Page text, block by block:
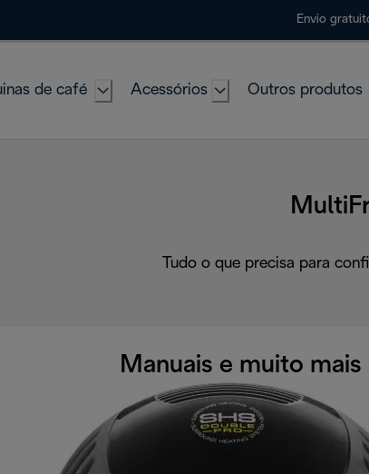
Envio
de café Acessórios Outros produtos
Tudo o que precisa para
Manuais e muito mais